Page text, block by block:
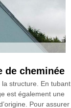
de cheminée
structure. En tubant
est également une
Pour assurer